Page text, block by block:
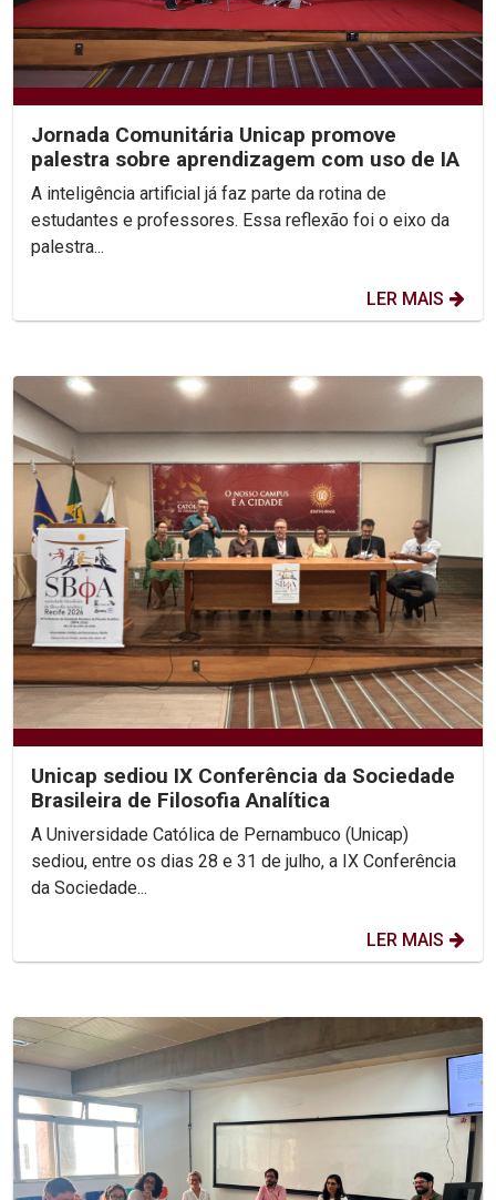
Jornada Comunitária Unicap promove
palestra sobre aprendizagem com uso de IA
A inteligência artificial já faz parte da rotina de
estudantes e professores. Essa reflexão foi o eixo da
palestra...
LER MAIS
Unicap sediou IX Conferência da Sociedade
Brasileira de Filosofia Analítica
A Universidade Católica de Pernambuco (Unicap)
sediou, entre os dias 28 e 31 de julho, a IX Conferência
da Sociedade...
LER MAIS